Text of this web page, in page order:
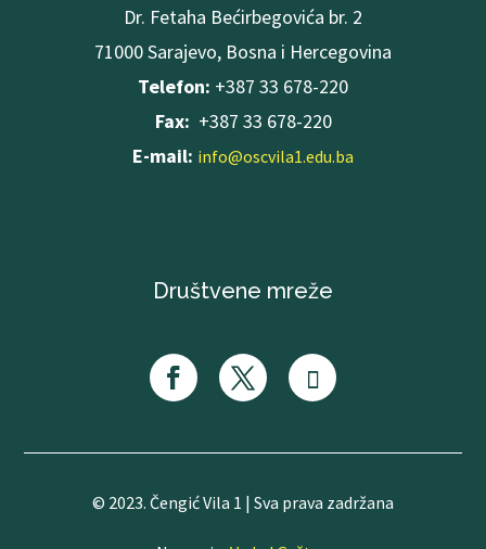
Dr. Fetaha Bećirbegovića br. 2
71000 Sarajevo, Bosna i Hercegovina
Telefon: +387 33 678-220
Fax: +387 33 678-220
E-mail: info@oscvila1.edu.ba
Društvene mreže
© 2023. Čengić Vila 1 | Sva prava zadržana